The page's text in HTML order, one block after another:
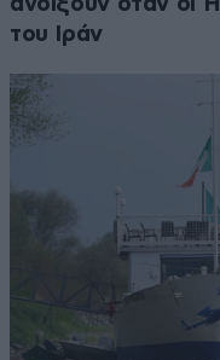
του Ιράν